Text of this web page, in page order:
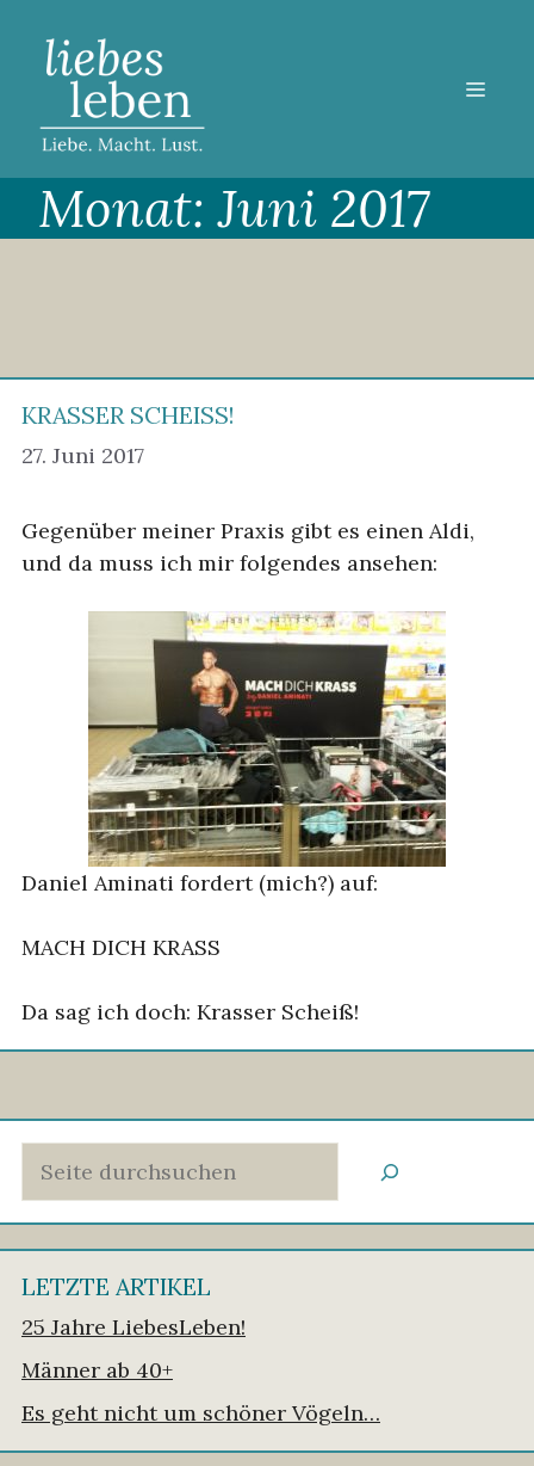
Inhalt
springen
Monat:Juni 2017
KRASSER SCHEISS!
27. Juni 2017
Gegenüber meiner Praxis gibt es einen Aldi,
und da muss ich mir folgendes ansehen:
Daniel Aminati fordert (mich?) auf:
MACH DICH KRASS
Da sag ich doch: Krasser Scheiß!
LETZTE ARTIKEL
25 Jahre LiebesLeben!
Männer ab 40+
Es geht nicht um schöner Vögeln…